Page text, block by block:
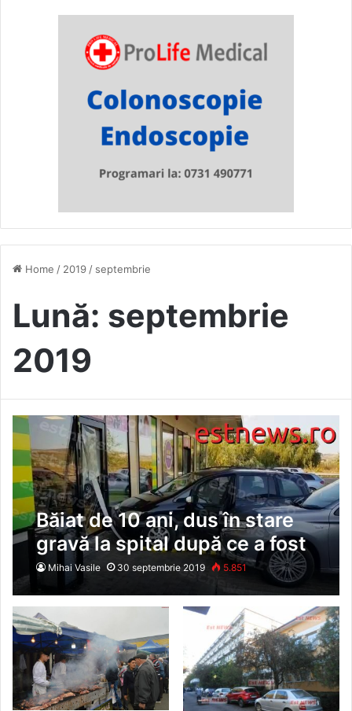
Home / 2019 / septembrie
Lună: septembrie
2019
Băiat de 10 ani, dus în stare
gravă la spital după ce a fost
lovit de o mașină în parcarea
unui complex comercial din
Vaslui
Mihai Vasile 30 septembrie 2019 5.851